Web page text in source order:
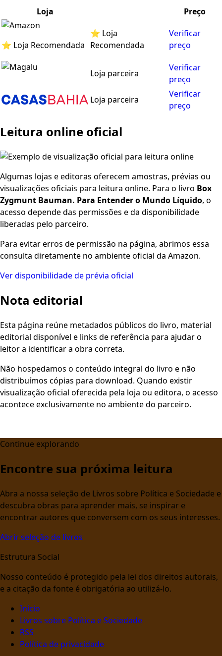
Loja
Preço
⭐ Loja Recomendada
⭐ Loja
Recomendada
Verificar
preço
Loja parceira
Verificar
preço
Loja parceira
Verificar
preço
Leitura online oficial
Algumas lojas e editoras oferecem amostras, prévias ou
visualizações oficiais para leitura online. Para o livro Box
Zygmunt Bauman. Para Entender o Mundo Líquido, o
acesso depende das permissões e da disponibilidade
liberadas pelo parceiro.
Para evitar erros de permissão na página, abrimos essa
consulta diretamente no ambiente oficial da Amazon.
Ver disponibilidade de prévia oficial
Nota editorial
Esta página reúne metadados públicos do livro, material
editorial disponível e links de referência para ajudar o
leitor a identificar a obra correta.
Não hospedamos o conteúdo integral do livro e não
distribuímos cópias para download. Quando existir
visualização oficial oferecida pela loja ou editora, o acesso
acontece exclusivamente no ambiente do parceiro.
Continue explorando
Encontre sua próxima leitura
Abra a nossa seleção de Livros sobre Política e Sociedade e
descubra obras para aprender mais, se inspirar e
encontrar autores que conversem com os seus interesses.
Abrir seleção de livros
Estrutura Social
Nosso conteúdo é protegido pela lei dos direitos autorais,
e a citação da fonte é obrigatória ao utilizá-lo.
Início
Livros sobre Política e Sociedade
RSS
Política de privacidade